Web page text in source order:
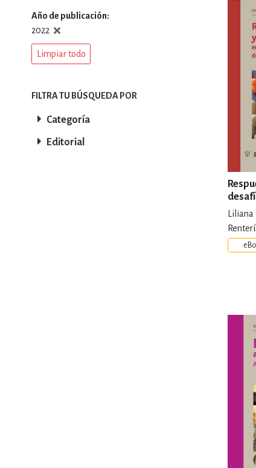
DEPORTES Y
ESTILOS DE
INFANTILES,
NOVELA
crisis
Año de publicación
2022
Limpiar todo
FILTRA TU BÚSQUEDA POR
Categoría
Editorial